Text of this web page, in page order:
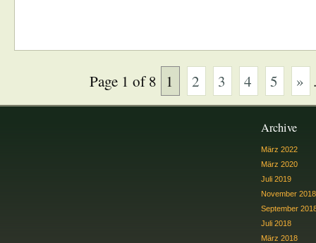
Page 1 of 8 1 2 3 4 5 »
Archive
März 2022
März 2020
Juli 2019
November 2018
September
Juli 2018
März 2018